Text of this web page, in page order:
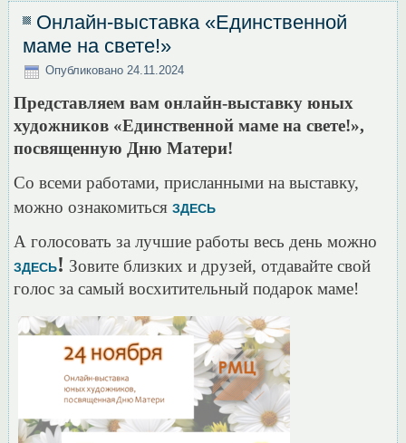
Онлайн-выставка «Единственной
маме на свете!»
Опубликовано 24.11.2024
Представляем вам онлайн-выставку юных
художников «Единственной маме на свете!»,
посвященную Дню Матери!
Со всеми работами, присланными на выставку,
можно ознакомитьсяЗДЕСЬ
А голосовать за лучшие работы весь день можно
ЗДЕСЬ! Зовите близких и друзей, отдавайте свой
голос за самый восхитительный подарок маме!